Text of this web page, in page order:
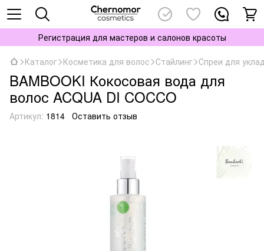
Регистрация для мастеров и салонов красоты
Каталог Косметика для волос Стайлинг Спреи для
BAMBOOKI Кокосовая вода для
волос ACQUA DI COCCO
Артикул: 1814 Оставить отзыв